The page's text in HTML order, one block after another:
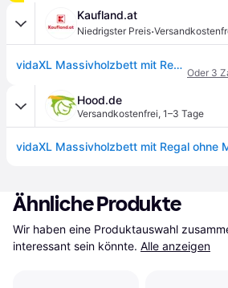
Kaufland.at
Niedrigster Preis·
vidaXL Massivholzbett mit Regal ohne Matratze Weiß 75x190 cm Kiefer
Oder 3
Hood.de
Versandkostenfrei, 1–3 Tage
Ähnliche Produkte
Wir haben eine Produktauswahl
interessant sein könnte. Alle anzeigen